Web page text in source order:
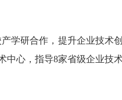
研合作，提升企业技术
心，指导8家省级企业技